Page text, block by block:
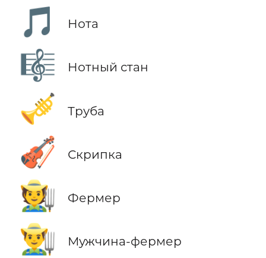
🎵 Нота
🎼 Нотный стан
🎺 Труба
🎻 Скрипка
🧑‍🌾 Фермер
👨‍🌾 Мужчина-фермер